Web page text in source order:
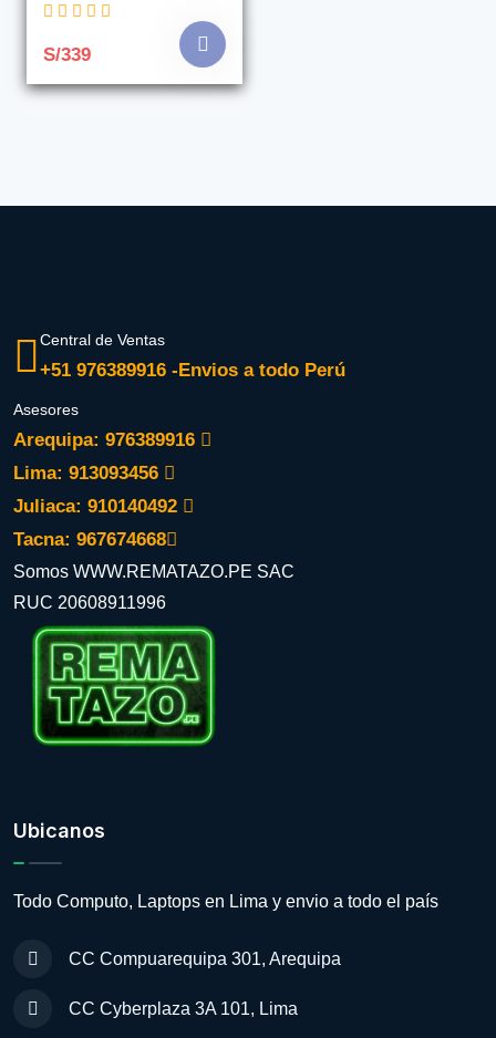
S/339
Central de Ventas
+51 976389916 -Envios a todo Perú
Asesores
Arequipa: 976389916
Lima: 913093456
Juliaca: 910140492
Tacna: 967674668
Somos WWW.REMATAZO.PE SAC
RUC 20608911996
Ubicanos
Todo Computo, Laptops en Lima y envio a todo el país
CC Compuarequipa 301, Arequipa
CC Cyberplaza 3A 101, Lima